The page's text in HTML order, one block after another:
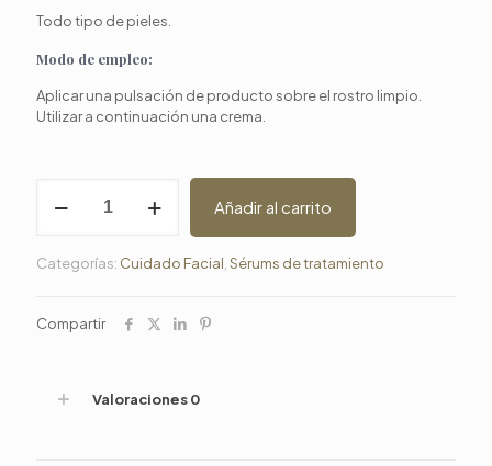
Todo tipo de pieles.
Modo de empleo:
Aplicar una pulsación de producto sobre el rostro limpio.
Utilizar a continuación una crema.
Hydracellulaire
Añadir al carrito
Categorías: Cuidado Facial Sérums de tratamiento
Compartir
Valoraciones0